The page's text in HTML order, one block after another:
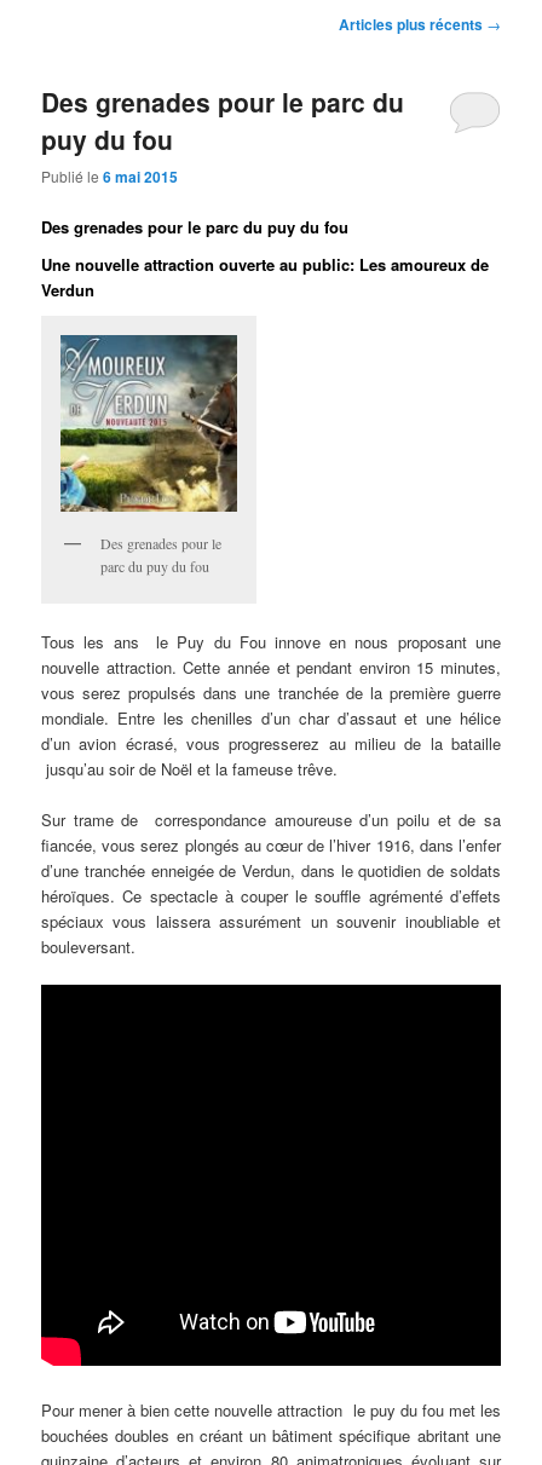
Articles plus récents →
Des grenades pour le parc du
puy du fou
Publié le6 mai 2015
Des grenades pour le parc du puy du fou
Une nouvelle attraction ouverte au public: Les amoureux de
Verdun
Des grenades pour le
parc du puy du fou
Tous les ans le Puy du Fou innove en nous proposant une
nouvelle attraction. Cette année et pendant environ 15 minutes,
vous serez propulsés dans une tranchée de la première guerre
mondiale. Entre les chenilles d’un char d’assaut et une hélice
d’un avion écrasé, vous progresserez au milieu de la bataille
jusqu’au soir de Noël et la fameuse trêve.
Sur trame de correspondance amoureuse d’un poilu et de sa
fiancée, vous serez plongés au cœur de l’hiver 1916, dans l’enfer
d’une tranchée enneigée de Verdun, dans le quotidien de soldats
héroïques. Ce spectacle à couper le souffle agrémenté d’effets
spéciaux vous laissera assurément un souvenir inoubliable et
bouleversant.
Pour mener à bien cette nouvelle attraction le puy du fou met les
bouchées doubles en créant un bâtiment spécifique abritant une